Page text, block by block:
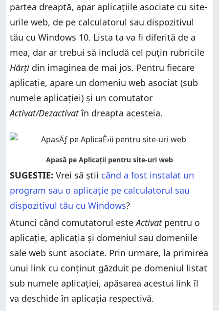
partea dreaptă, apar aplicațiile asociate cu site-
urile web, de pe calculatorul sau dispozitivul
tău cu Windows 10. Lista ta va fi diferită de a
mea, dar ar trebui să includă cel puțin rubricile
Hărți din imaginea de mai jos. Pentru fiecare
aplicație, apare un domeniu web asociat (sub
numele aplicației) și un comutator
Activat/Dezactivatîn dreapta acesteia.
SUGESTIE: Vrei să știi când a fost instalat un
program sau o aplicație pe calculatorul sau
dispozitivul tău cu Windows?
Atunci când comutatorul esteActivat pentru o
aplicație, aplicația și domeniul sau domeniile
sale web sunt asociate. Prin urmare, la primirea
unui link cu conținut găzduit pe domeniul listat
sub numele aplicației, apăsarea acestui link îl
va deschide în aplicația respectivă.